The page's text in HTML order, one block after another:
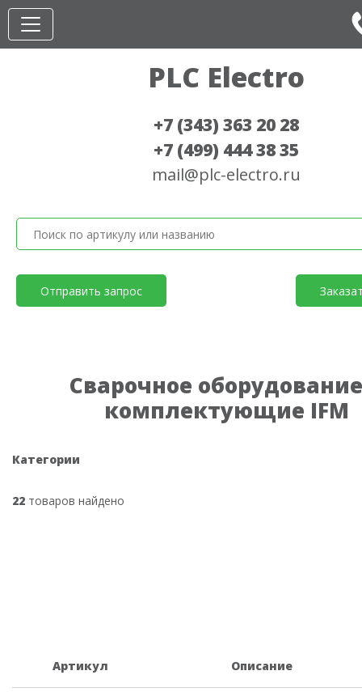
PLC Electro
+7 (343) 363 20 28
+7 (499) 444 38 35
mail@plc-electro.ru
Отправить запрос
Сварочное
комплектующие IFM
Категории
22 товаров найдено
Артикул Описание